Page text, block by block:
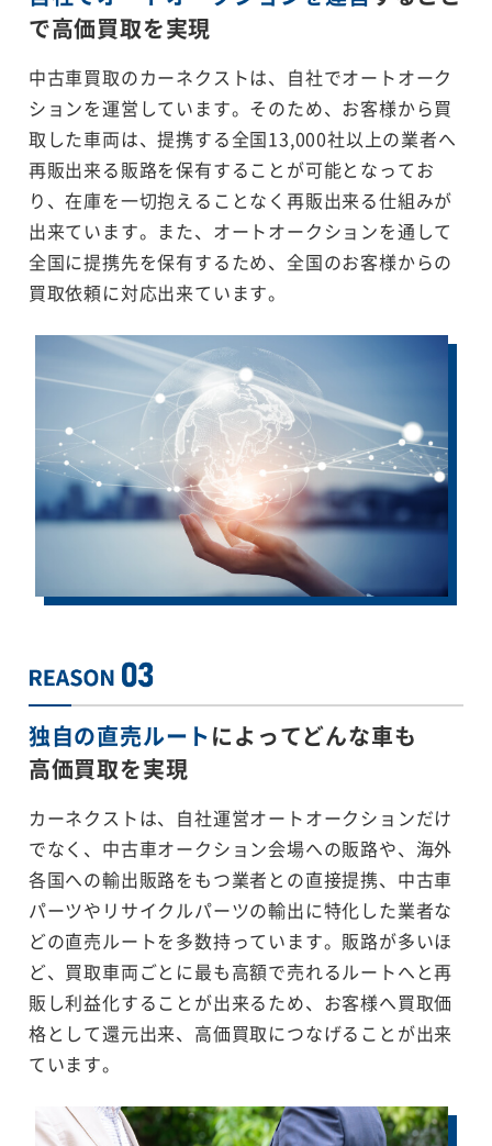
で高価買取を実現
中古車買取のカーネクストは、自社でオートオーク
ションを運営しています。そのため、お客様から買
取した車両は、提携する全国13,000社以上の業者へ
再販出来る販路を保有することが可能となってお
り、在庫を一切抱えることなく再販出来る仕組みが
出来ています。また、オートオークションを通して
全国に提携先を保有するため、全国のお客様からの
買取依頼に対応出来ています。
独自の直売ルートによってどんな車も
高価買取を実現
カーネクストは、自社運営オートオークションだけ
でなく、中古車オークション会場への販路や、海外
各国への輸出販路をもつ業者との直接提携、中古車
パーツやリサイクルパーツの輸出に特化した業者な
どの直売ルートを多数持っています。販路が多いほ
ど、買取車両ごとに最も高額で売れるルートへと再
販し利益化することが出来るため、お客様へ買取価
格として還元出来、高価買取につなげることが出来
ています。